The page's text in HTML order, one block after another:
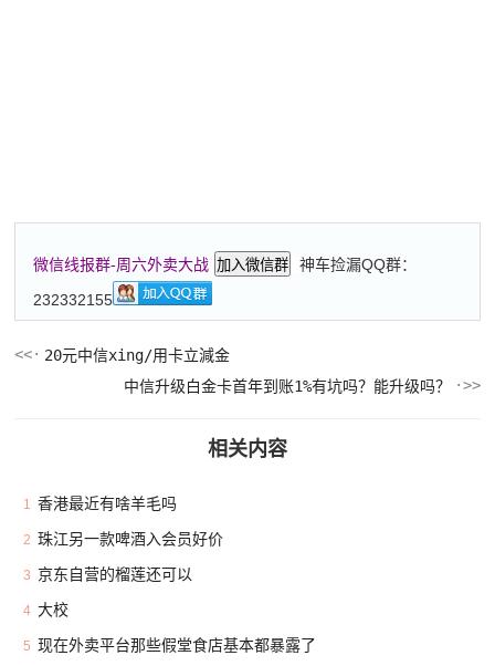
微信线报群-周六外卖大战 加入微信群
神车捡漏QQ群：
232332155
20元中信xing/用卡立減金
中信升级白金卡首年到账1%有坑吗？能升级吗？
相关内容
1 香港最近有啥羊毛吗
2 珠江另一款啤酒入会员好价
3 京东自营的榴莲还可以
4 大校
5 现在外卖平台那些假堂食店基本都暴露了